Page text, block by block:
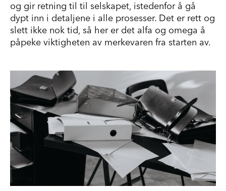
og gir retning til til selskapet, istedenfor å gå
dypt inn i detaljene i alle prosesser. Det er rett og
slett ikke nok tid, så her er det alfa og omega å
påpeke viktigheten av merkevaren fra starten av.